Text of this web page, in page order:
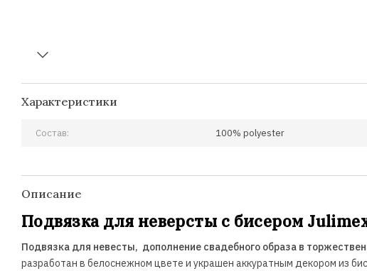
Характеристики
Состав: 100% polyester
Описание
Подвязка для неверсты с бисером
Подвязка для невесты, дополнение свадебного образа в
разработан в белоснежном цвете и украшен аккуратным декором из